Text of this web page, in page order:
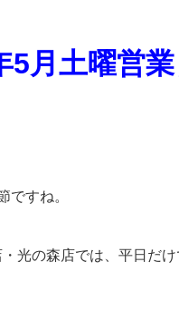
5月土曜営
ですね。
光の森店では、平日だ